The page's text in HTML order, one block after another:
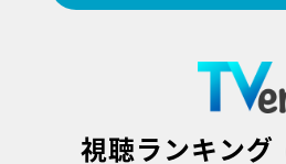
視聴ランキング